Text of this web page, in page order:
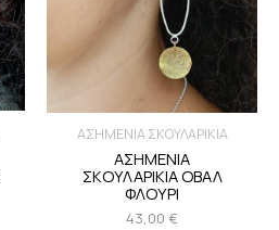
ΑΣΗΜΕΝΙΑ ΣΚΟΥΛΑΡΙΚΙΑ
ΑΣΗΜΕΝΙΑ
ΣΚΟΥΛΑΡΙΚΙΑ ΟΒΑΛ
ΦΛΟΥΡΙ
43,00 €